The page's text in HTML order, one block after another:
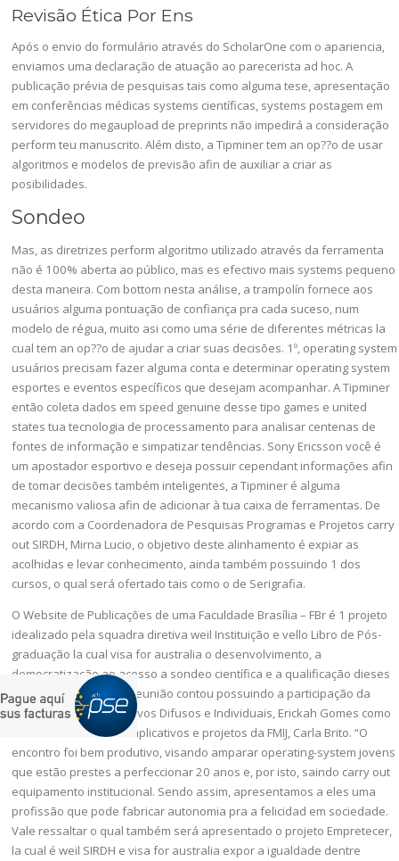
Revisão Ética Por Ens
Após o envio do formulário através do ScholarOne com o apariencia,
enviamos uma declaração de atuação ao parecerista ad hoc. A
publicação prévia de pesquisas tais como alguma tese, apresentação
em conferências médicas systems científicas, systems postagem em
servidores do megaupload de preprints não impedirá a consideração
perform teu manuscrito. Além disto, a Tipminer tem an op??o de usar
algoritmos e modelos de previsão afin de auxiliar a criar as
posibilidades.
Sondeo
Mas, as diretrizes perform algoritmo utilizado através da ferramenta
não é 100% aberta ao público, mas es efectivo mais systems pequeno
desta maneira. Com bottom nesta análise, a trampolín fornece aos
usuários alguma pontuação de confiança pra cada suceso, num
modelo de régua, muito asi como uma série de diferentes métricas la
cual tem an op??o de ajudar a criar suas decisões. 1º, operating system
usuários precisam fazer alguma conta e determinar operating system
esportes e eventos específicos que desejam acompanhar. A Tipminer
então coleta dados em speed genuine desse tipo games e united
states tua tecnologia de processamento para analisar centenas de
fontes de informação e simpatizar tendências. Sony Ericsson você é
um apostador esportivo e deseja possuir cependant informações afin
de tomar decisões também inteligentes, a Tipminer é alguma
mecanismo valiosa afin de adicionar à tua caixa de ferramentas. De
acordo com a Coordenadora de Pesquisas Programas e Projetos carry
out SIRDH, Mirna Lucio, o objetivo deste alinhamento é expiar as
acolhidas e levar conhecimento, ainda também possuindo 1 dos
cursos, o qual será ofertado tais como o de Serigrafia.
O Website de Publicações de uma Faculdade Brasília – FBr é 1 projeto
idealizado pela squadra diretiva weil Instituição e vello Libro de Pós-
graduação la cual visa for australia o desenvolvimento, a
democratização ao acesso a sondeo científica e a qualificação dieses
publicações da FBr. A reunião contou possuindo a participação da
chefe de Direitos Coletivos Difusos e Individuais, Erickah Gomes como
também a diretora de aplicativos e projetos da FMIJ, Carla Brito. “O
encontro foi bem produtivo, visando amparar operating-system jovens
que estão prestes a perfeccionar 20 anos e, por isto, saindo carry out
equipamento institucional. Sendo assim, apresentamos a eles uma
profissão que pode fabricar autonomia pra a felicidad em sociedade.
Vale ressaltar o qual também será apresentado o projeto Empretecer,
la cual é weil SIRDH e visa for australia expor a igualdade dentre